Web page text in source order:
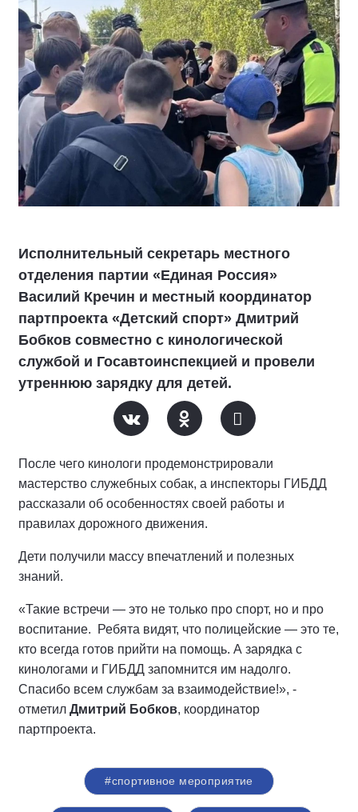
Исполнительный секретарь местного
отделения партии «Единая Россия»
Василий Кречин и местный координатор
партпроекта «Детский спорт» Дмитрий
Бобков совместно с кинологической
службой и Госавтоинспекцией и провели
утреннюю зарядку для детей.
После чего кинологи продемонстрировали
мастерство служебных собак, а инспекторы ГИБДД
рассказали об особенностях своей работы и
правилах дорожного движения.
Дети получили массу впечатлений и полезных
знаний.
«Такие встречи — это не только про спорт, но и про
воспитание. Ребята видят, что полицейские — это те,
кто всегда готов прийти на помощь. А зарядка с
кинологами и ГИБДД запомнится им надолго.
Спасибо всем службам за взаимодействие!», -
отметил Дмитрий Бобков, координатор
партпроекта.
#спортивное мероприятие